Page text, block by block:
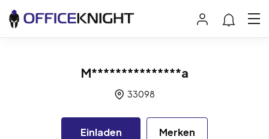
M***************a
33098
Einladen Merken